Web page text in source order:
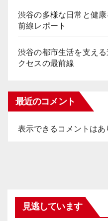
渋谷の多様な日常と健
前線レポート
渋谷の都市生活を支え
クセスの最前線
最近のコメント
表示できるコメントはあ
見逃しています